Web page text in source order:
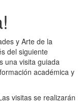
y Arte de la
del siguiente
una visita guiada
académica y
visitas se realizarán